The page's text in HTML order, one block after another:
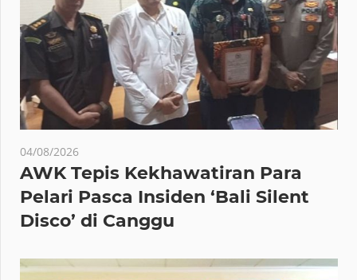
04/08/2026
AWK Tepis Kekhawatiran Para
Pelari Pasca Insiden ‘Bali Silent
Disco’ di Canggu